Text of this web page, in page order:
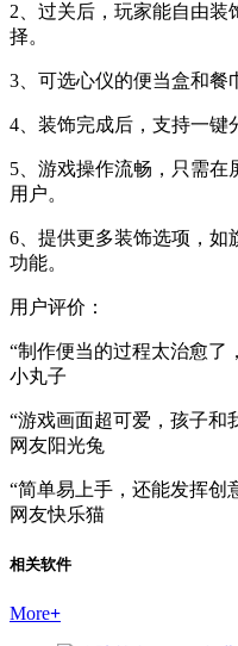
2、过关后，玩家能自由
择。
3、可选心仪的便当盒和餐
4、装饰完成后，支持一键
5、游戏操作流畅，只需在
用户。
6、提供更多装饰选项，如
功能。
用户评价：
“制作便当的过程太治愈
小丸子
“游戏画面超可爱，孩子
网友阳光兔
“简单易上手，还能发挥
网友快乐猫
相关软件
More+